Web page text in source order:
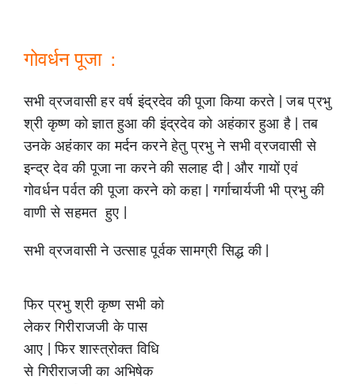
गोवर्धन पूजा :
सभी व्रजवासी हर वर्ष इंद्रदेव की पूजा किया करते | जब प्रभु
श्री कृष्ण को ज्ञात हुआ की इंद्रदेव को अहंकार हुआ है | तब
उनके अहंकार का मर्दन करने हेतु प्रभु ने सभी व्रजवासी से
इन्द्र देव की पूजा ना करने की सलाह दी | और गायों एवं
गोवर्धन पर्वत की पूजा करने को कहा | गर्गाचार्यजी भी प्रभु की
वाणी से सहमत हुए |
सभी व्रजवासी ने उत्साह पूर्वक सामग्री सिद्ध की |
फिर प्रभु श्री कृष्ण सभी को
लेकर गिरीराजजी के पास
आए | फिर शास्त्रोक्त विधि
से गिरीराजजी का अभिषेक